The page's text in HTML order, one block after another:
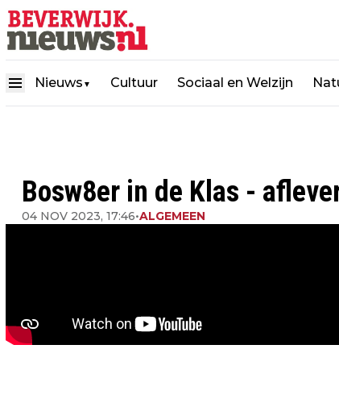
Nieuws ▼ Cultuur Sociaal en Welzijn
Bosw8er in de Klas -
04 NOV 2023, 17:46•ALGEMEEN